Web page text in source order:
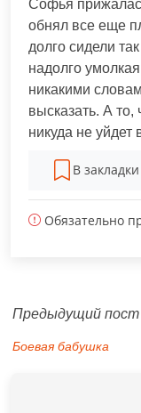
Софья
обнял все еще
долго сидели
надолго
никакими
высказать. А
никуда не уйдет
В закладки
Обязательно
Предыдущий пост
Боевая бабушка